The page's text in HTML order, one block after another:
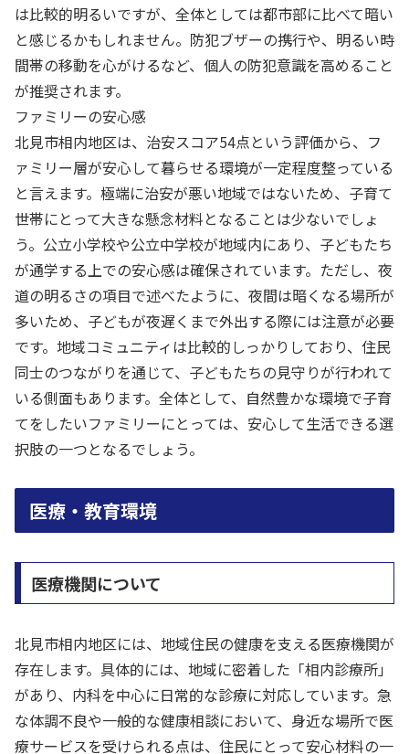
は比較的明るいですが、全体としては都市部に比べて暗い
と感じるかもしれません。防犯ブザーの携行や、明るい時
間帯の移動を心がけるなど、個人の防犯意識を高めること
が推奨されます。
ファミリーの安心感
北見市相内地区は、治安スコア54点という評価から、フ
ァミリー層が安心して暮らせる環境が一定程度整っている
と言えます。極端に治安が悪い地域ではないため、子育て
世帯にとって大きな懸念材料となることは少ないでしょ
う。公立小学校や公立中学校が地域内にあり、子どもたち
が通学する上での安心感は確保されています。ただし、夜
道の明るさの項目で述べたように、夜間は暗くなる場所が
多いため、子どもが夜遅くまで外出する際には注意が必要
です。地域コミュニティは比較的しっかりしており、住民
同士のつながりを通じて、子どもたちの見守りが行われて
いる側面もあります。全体として、自然豊かな環境で子育
てをしたいファミリーにとっては、安心して生活できる選
択肢の一つとなるでしょう。
医療・教育環境
医療機関について
北見市相内地区には、地域住民の健康を支える医療機関が
存在します。具体的には、地域に密着した「相内診療所」
があり、内科を中心に日常的な診療に対応しています。急
な体調不良や一般的な健康相談において、身近な場所で医
療サービスを受けられる点は、住民にとって安心材料の一